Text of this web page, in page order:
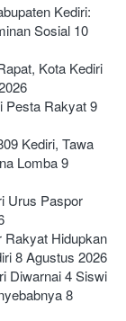
Kediri:
Sosial 10
Kota Kediri
Pesta Rakyat9
Kediri, Tawa
Lomba9
Urus Paspor
Rakyat Hidupkan
8 Agustus 2026
Diwarnai 4 Siswi
8